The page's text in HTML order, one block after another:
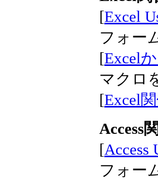
[Excel
フォー
[Excel
マクロ
[Excel
Access
[Access
フォー